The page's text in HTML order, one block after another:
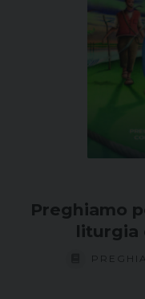
Preghiamo
liturgia